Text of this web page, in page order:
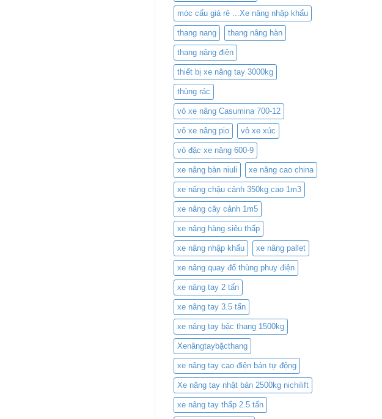
móc cẩu giá rẻ ...Xe nâng nhập khẩu
thang nang thang nâng hàn
thang nâng điện
thiết bị xe nâng tay 3000kg
thùng rác
vỏ xe nâng Casumina 700-12
vỏ xe nâng pio vỏ xe xúc
vỏ đặc xe nâng 600-9
xe nâng bàn niuli xe nâng cao china
xe nâng chậu cảnh 350kg cao 1m3
xe nâng cây cảnh 1m5
xe nâng hàng siêu thấp
xe nâng nhập khẩu xe nâng pallet
xe nâng quay đổ thùng phuy điện
xe nâng tay 2 tấn
xe nâng tay 3.5 tấn
xe nâng tay bậc thang 1500kg
Xenângtaybặcthang
xe nâng tay cao điện bán tự động
Xe nâng tay nhật bản 2500kg nichilift
xe nâng tay thấp 2.5 tấn